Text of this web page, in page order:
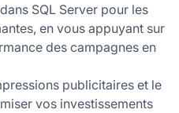
SQL Server pour les
en vous appuyant sur
des campagnes en
publicitaires et le
vos investissements